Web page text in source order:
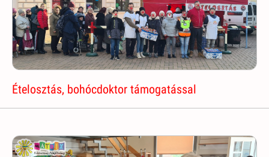
Ételosztás, bohócdoktor támogatással